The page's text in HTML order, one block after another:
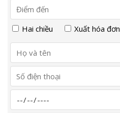
Hai chiều Xuất hóa đơn